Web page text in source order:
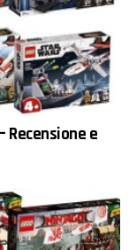
Recensione e